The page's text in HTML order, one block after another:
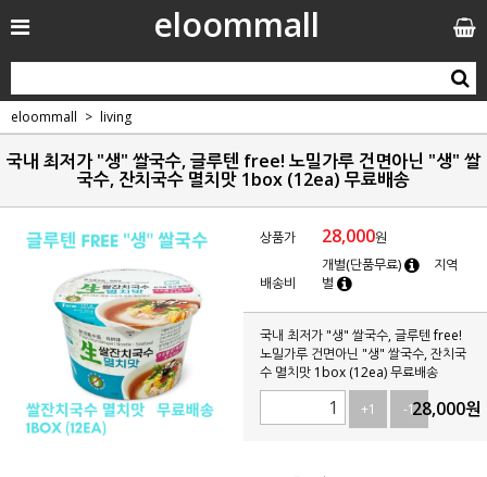
eloommall
eloommall living
국내 최저가 "생" 쌀국수, 글루텐 free! 노밀가루 건면아닌 "생" 쌀
국수, 잔치국수 멸치맛 1box (12ea) 무료배송
상품가 28,000원
배송비
개별(단품무료)
지역
별
국내 최저가 "생" 쌀국수, 글루텐 free!
노밀가루 건면아닌 "생" 쌀국수, 잔치국
수 멸치맛 1box (12ea) 무료배송
+1
-128,000원